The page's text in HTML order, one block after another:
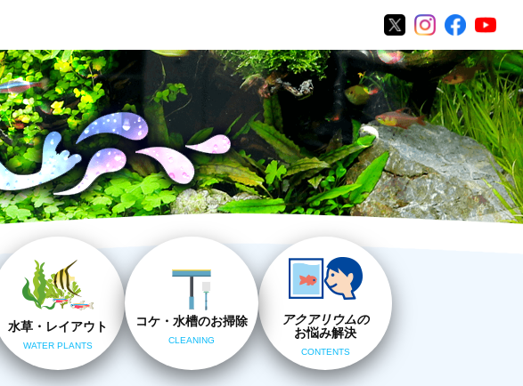
水草・レイアウト
WATER PLANTS
コケ・水槽のお掃除
CLEANING
アクアリウムの
お悩み解決
CONTENTS